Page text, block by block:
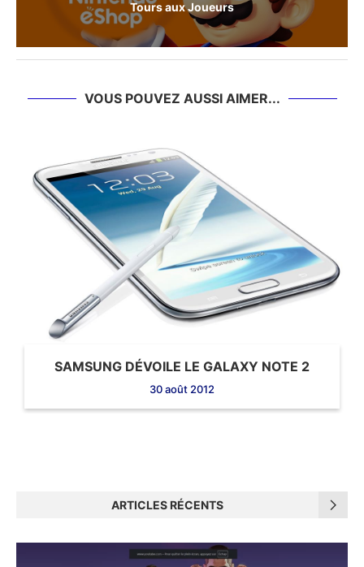
Tours aux Joueurs
VOUS POUVEZ AUSSI AIMER...
SAMSUNG DÉVOILE LE GALAXY NOTE 2
30 août 2012
ARTICLES RÉCENTS